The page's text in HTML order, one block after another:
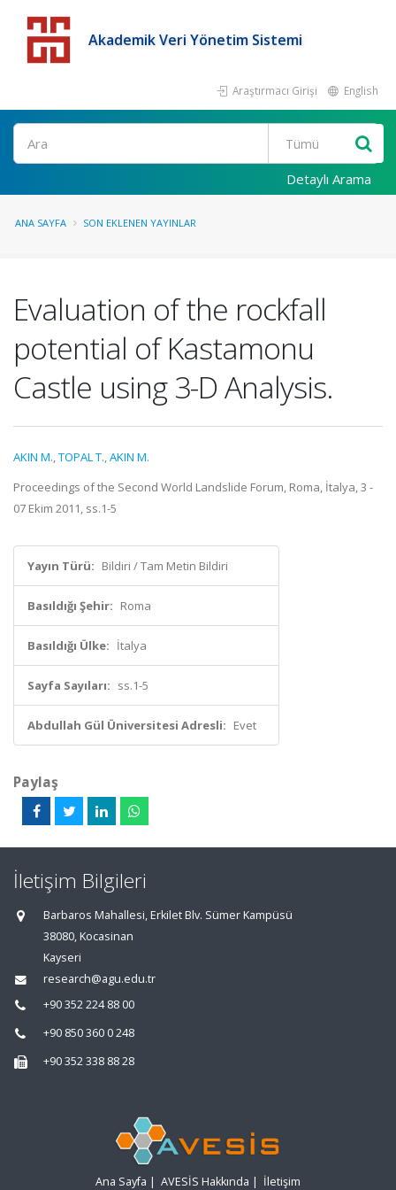
Akademik Veri Yönetim Sistemi
Araştırmacı Girişi English
Detaylı Arama
ANA SAYFA SON EKLENEN YAYINLAR
Evaluation of the rockfall
potential of Kastamonu
Castle using 3-D Analysis.
AKIN M.,TOPAL T.,AKIN M.
Proceedings of the Second World Landslide Forum, Roma, İtalya, 3 -
07 Ekim 2011, ss.1-5
Yayın Türü: Bildiri / Tam Metin Bildiri
Basıldığı Şehir: Roma
Basıldığı Ülke: İtalya
Sayfa Sayıları: ss.1-5
Abdullah Gül Üniversitesi Adresli: Evet
Paylaş
İletişim Bilgileri
Barbaros Mahallesi, Erkilet Blv. Sümer Kampüsü
38080, Kocasinan
Kayseri
research@agu.edu.tr
+90 352 224 88 00
+90 850 360 0 248
+90 352 338 88 28
Ana Sayfa | AVESİS Hakkında | İletişim